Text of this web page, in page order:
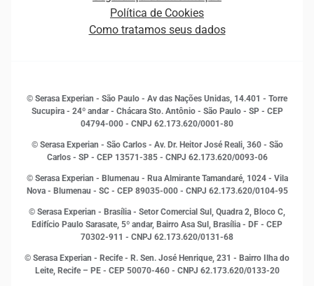
Empreendedorismo
Estudos e Pesquisas
Inovação e Tecnologia
Leis e impostos
Marketing
Open Finance
Proteção de Dados
Sustentabilidade Corporativa
Sala de Imprensa
Política de Cookies
Como tratamos seus dados
© Serasa Experian - São Paulo - Av das Nações Unidas, 14.401 - Torre
Sucupira - 24º andar - Chácara Sto. Antônio - São Paulo - SP - CEP
04794-000 - CNPJ 62.173.620/0001-80
© Serasa Experian - São Carlos - Av. Dr. Heitor José Reali, 360 - São
Carlos - SP - CEP 13571-385 - CNPJ 62.173.620/0093-06
© Serasa Experian - Blumenau - Rua Almirante Tamandaré, 1024 - Vila
Nova - Blumenau - SC - CEP 89035-000 - CNPJ 62.173.620/0104-95
© Serasa Experian - Brasília - Setor Comercial Sul, Quadra 2, Bloco C,
Edifício Paulo Sarasate, 5º andar, Bairro Asa Sul, Brasília - DF - CEP
70302-911 - CNPJ 62.173.620/0131-68
© Serasa Experian - Recife - R. Sen. José Henrique, 231 - Bairro Ilha do
Leite, Recife – PE - CEP 50070-460 - CNPJ 62.173.620/0133-20